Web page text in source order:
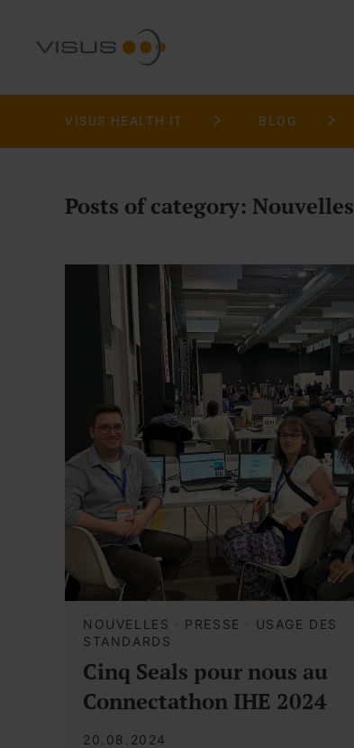
VISUS HEALTH IT BLOG
Posts of category: Nouvelles
NOUVELLES · PRESSE · USAGE DES
STANDARDS
Cinq Seals pour nous au
Connectathon IHE 2024
20.08.2024